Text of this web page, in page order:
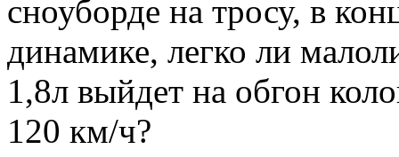
сноуборде на тросу, в
динамике, легко ли
1,8л выйдет на обгон
120 км/ч?